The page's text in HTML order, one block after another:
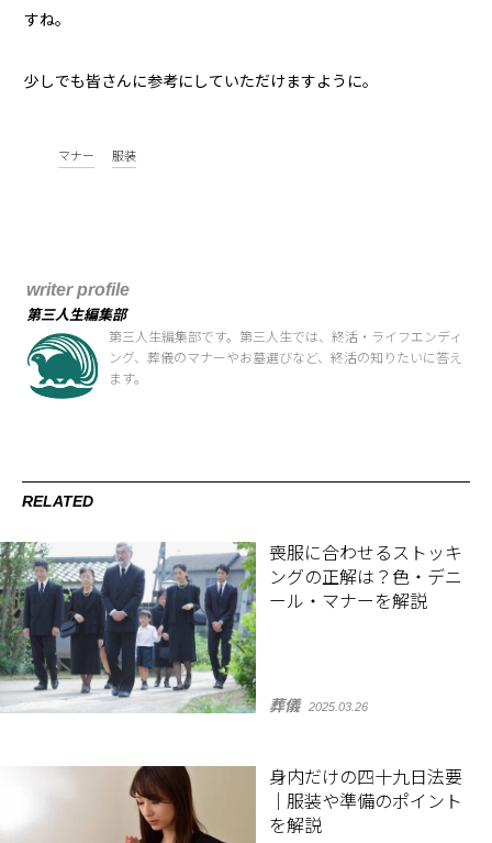
すね。
少しでも皆さんに参考にしていただけますように。
マナー 服装
writer profile
第三人生編集部
第三人生編集部です。第三人生では、終活・ライフエンディ
ング、葬儀のマナーやお墓選びなど、終活の知りたいに答え
ます。
RELATED
喪服に合わせるストッキ
ングの正解は？色・デニ
ール・マナーを解説
葬儀 2025.03.26
身内だけの四十九日法要
｜服装や準備のポイント
を解説